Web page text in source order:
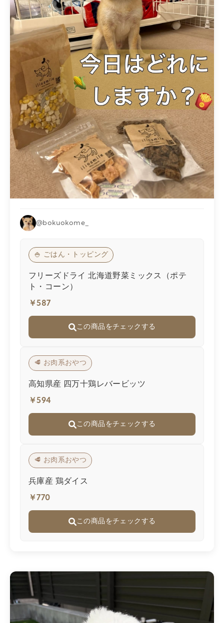
@bokuokome_
🍚 ごはん・トッピング
フリーズドライ 北海道野菜ミックス（ポテ
ト・コーン）
￥587
この商品をチェックする
🥩 お肉系おやつ
高知県産 四万十鶏レバービッツ
￥594
この商品をチェックする
🥩 お肉系おやつ
兵庫産 鶏ダイス
￥770
この商品をチェックする